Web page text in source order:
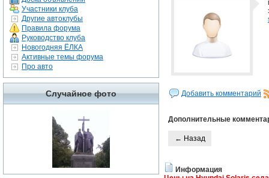
Участники клуба
Другие автоклубы
Правила форума
Руководство клуба
Новогодняя ЁЛКА
Активные темы форума
Про авто
Случайное фото Добавить комментарий
Дополнительные
← Назад
Информация